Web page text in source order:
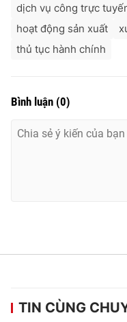
dịch vụ công trực
hoạt động sản xuất
thủ tục hành chính
Bình luận (0)
TIN CÙNG